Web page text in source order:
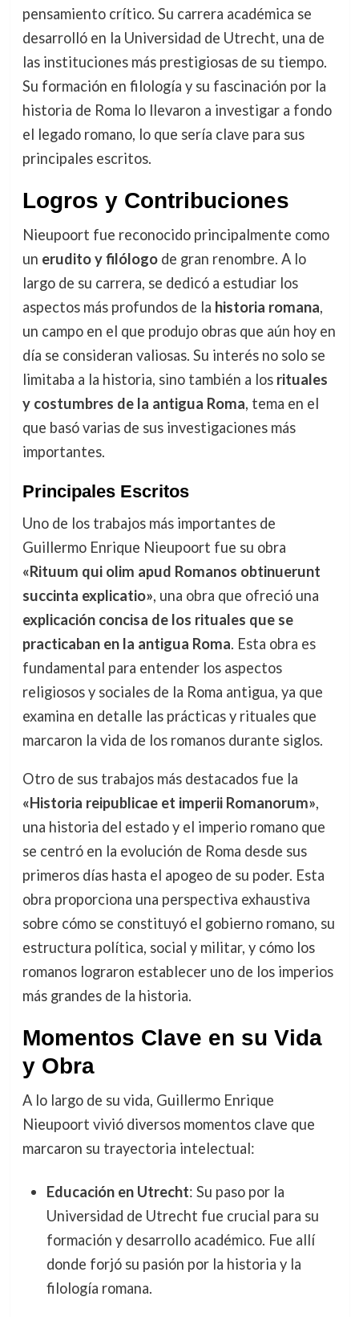
pensamiento crítico. Su carrera académica se
desarrolló en la Universidad de Utrecht, una de
las instituciones más prestigiosas de su tiempo.
Su formación en filología y su fascinación por la
historia de Roma lo llevaron a investigar a fondo
el legado romano, lo que sería clave para sus
principales escritos.
Logros y Contribuciones
Nieupoort fue reconocido principalmente como
un erudito y filólogode gran renombre. A lo
largo de su carrera, se dedicó a estudiar los
aspectos más profundos de la historia romana,
un campo en el que produjo obras que aún hoy en
día se consideran valiosas. Su interés no solo se
limitaba a la historia, sino también a los rituales
y costumbres de la antigua Roma, tema en el
que basó varias de sus investigaciones más
importantes.
Principales Escritos
Uno de los trabajos más importantes de
Guillermo Enrique Nieupoort fue su obra
«Rituum qui olim apud Romanos obtinuerunt
succinta explicatio», una obra que ofreció una
explicación concisa de los rituales que se
practicaban en la antigua Roma. Esta obra es
fundamental para entender los aspectos
religiosos y sociales de la Roma antigua, ya que
examina en detalle las prácticas y rituales que
marcaron la vida de los romanos durante siglos.
Otro de sus trabajos más destacados fue la
«Historia reipublicae et imperii Romanorum»,
una historia del estado y el imperio romano que
se centró en la evolución de Roma desde sus
primeros días hasta el apogeo de su poder. Esta
obra proporciona una perspectiva exhaustiva
sobre cómo se constituyó el gobierno romano, su
estructura política, social y militar, y cómo los
romanos lograron establecer uno de los imperios
más grandes de la historia.
Momentos Clave en su Vida
y Obra
A lo largo de su vida, Guillermo Enrique
Nieupoort vivió diversos momentos clave que
marcaron su trayectoria intelectual:
Educación en Utrecht: Su paso por la
Universidad de Utrecht fue crucial para su
formación y desarrollo académico. Fue allí
donde forjó su pasión por la historia y la
filología romana.